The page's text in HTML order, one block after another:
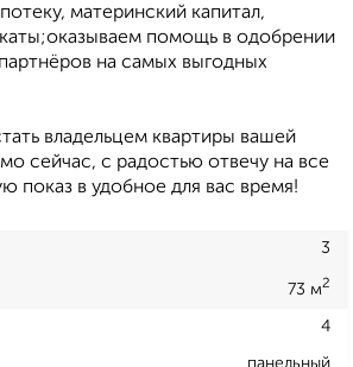
материнский капитал,
помощь в одобрении
на самых выгодных
владельцем квартиры вашей
сейчас, с радостью отвечу на все
показ в удобное для вас время!
3
73 м2
4
панельный